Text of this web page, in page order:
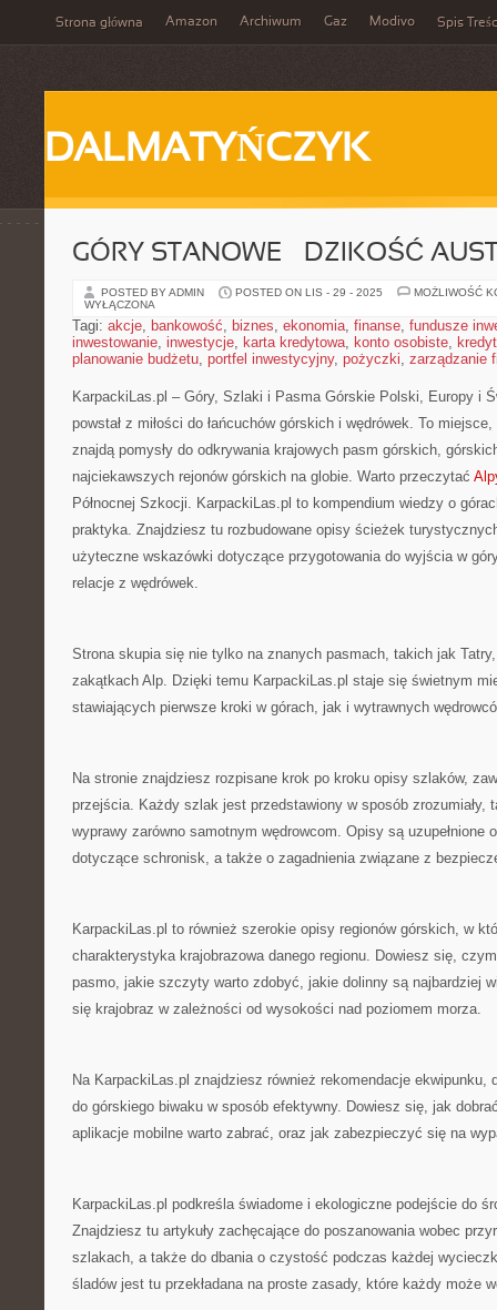
Strona główna Amazon Archiwum Gaz Modivo Spis
DALMATYŃCZYK
GÓRY STANOWE – DZIKOŚĆ
POSTED BY ADMIN POSTED ON LIS - 29 - 2025
MOŻLIWOŚĆ
WYŁĄCZONA
Tagi: akcje, bankowość, biznes, ekonomia, finanse, fundusze
inwestowanie, inwestycje, karta kredytowa, konto osobiste,
planowanie budżetu, portfel inwestycyjny, pożyczki, zarządzanie
KarpackiLas.pl – Góry, Szlaki i Pasma Górskie Polski, Europy i
powstał z miłości do łańcuchów górskich i wędrówek. To
znajdą pomysły do odkrywania krajowych pasm górskich,
najciekawszych rejonów górskich na globie. Warto przeczytać
Północnej Szkocji. KarpackiLas.pl to kompendium wiedzy o
praktyka. Znajdziesz tu rozbudowane opisy ścieżek
użyteczne wskazówki dotyczące przygotowania do wyjścia w
relacje z wędrówek.
Strona skupia się nie tylko na znanych pasmach, takich jak
zakątkach Alp. Dzięki temu KarpackiLas.pl staje się świetnym
stawiających pierwsze kroki w górach, jak i wytrawnych
Na stronie znajdziesz rozpisane krok po kroku opisy szlaków,
przejścia. Każdy szlak jest przedstawiony w sposób zrozumiały,
wyprawy zarówno samotnym wędrowcom. Opisy są uzupełnione
dotyczące schronisk, a także o zagadnienia związane z
KarpackiLas.pl to również szerokie opisy regionów górskich, w
charakterystyka krajobrazowa danego regionu. Dowiesz się,
pasmo, jakie szczyty warto zdobyć, jakie dolinny są najbardziej
się krajobraz w zależności od wysokości nad poziomem morza.
Na KarpackiLas.pl znajdziesz również rekomendacje
do górskiego biwaku w sposób efektywny. Dowiesz się, jak
aplikacje mobilne warto zabrać, oraz jak zabezpieczyć się na
KarpackiLas.pl podkreśla świadome i ekologiczne podejście do
Znajdziesz tu artykuły zachęcające do poszanowania wobec
szlakach, a także do dbania o czystość podczas każdej
śladów jest tu przekładana na proste zasady, które każdy może